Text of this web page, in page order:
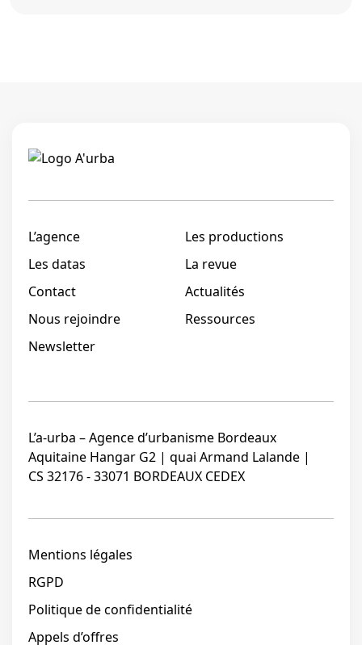
L’agence
Les productions
Les datas
La revue
Contact
Actualités
Nous rejoindre
Ressources
Newsletter
L’a-urba – Agence d’urbanisme Bordeaux
Aquitaine Hangar G2 | quai Armand Lalande |
CS 32176 - 33071 BORDEAUX CEDEX
Mentions légales
RGPD
Politique de confidentialité
Appels d’offres